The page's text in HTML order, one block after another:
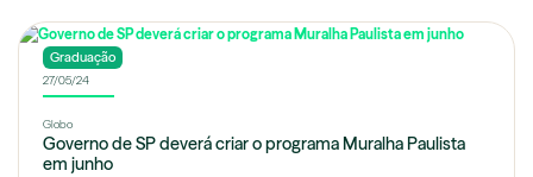
Graduação
27/05/24
Globo
Governo de SP deverá criar o programa Muralha Paulista
em junho